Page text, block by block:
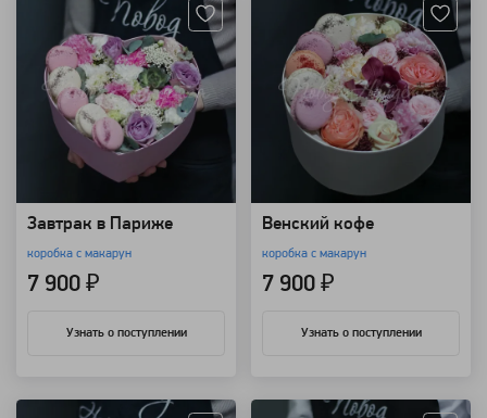
Завтрак в Париже
коробка с макарун
7 900 ₽
Узнать о поступлении
Венский кофе
коробка с макарун
7 900 ₽
Узнать о поступлении